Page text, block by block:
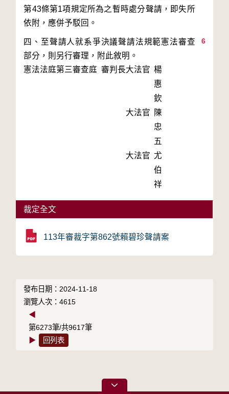
第43條第1項規定所為之暫時處分聲請，即失所
6
四、至聲請人就系爭決議聲請法規範憲法審查
部分，則另行審理，附此敘明。
憲法法庭第三審查庭 審判長大法官 楊
惠
欽
大法官
陳
忠
五
大法官 尤
伯
祥
裁定全文
113年審裁字第862號賴碧珍聲請案
發布日期：2024-11-18
瀏覽人次：4615
◀
第6273筆/共9617筆
▶
回列表